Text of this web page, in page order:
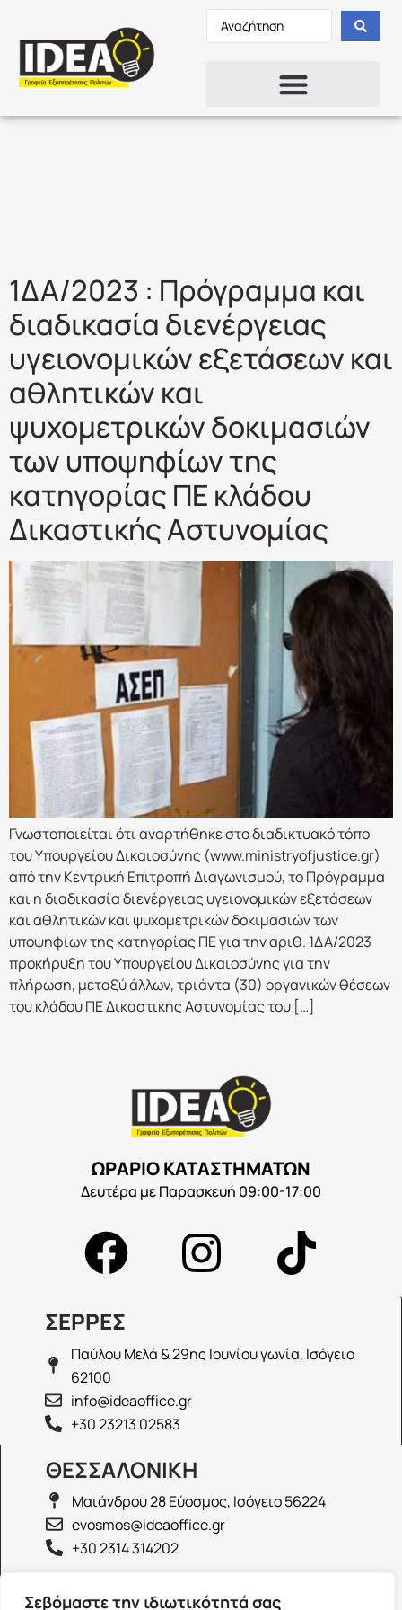
Σεβόμαστε την ιδιωτικότητά σας
1ΔΑ/2023 : Πρόγραμμα και
διαδικασία διενέργειας
υγειονομικών εξετάσεων και
αθλητικών και
ψυχομετρικών δοκιμασιών
των υποψηφίων της
κατηγορίας ΠΕ κλάδου
Δικαστικής Αστυνομίας
Γνωστοποιείται ότι αναρτήθηκε στο διαδικτυακό τόπο
του Υπουργείου Δικαιοσύνης (www.ministryofjustice.gr)
από την Κεντρική Επιτροπή Διαγωνισμού, το Πρόγραμμα
και η διαδικασία διενέργειας υγειονομικών εξετάσεων
και αθλητικών και ψυχομετρικών δοκιμασιών των
υποψηφίων της κατηγορίας ΠΕ για την αριθ. 1ΔΑ/2023
προκήρυξη του Υπουργείου Δικαιοσύνης για την
πλήρωση, μεταξύ άλλων, τριάντα (30) οργανικών θέσεων
του κλάδου ΠΕ Δικαστικής Αστυνομίας του […]
ΩΡΑΡΙΟ ΚΑΤΑΣΤΗΜΑΤΩΝ
Δευτέρα με Παρασκευή 09:00-17:00
ΣΕΡΡΕΣ
Παύλου Μελά & 29ης Ιουνίου γωνία, Ισόγειο
62100
info@ideaoffice.gr
+30 23213 02583
ΘΕΣΣΑΛΟΝΙΚΗ
Μαιάνδρου 28 Εύοσμος, Ισόγειο 56224
evosmos@ideaoffice.gr
+30 2314 314202
ΙΩΑΝΝΙΝΑ